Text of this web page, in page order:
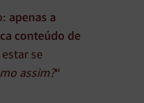
apenas a
conteúdo de
se
assim?“